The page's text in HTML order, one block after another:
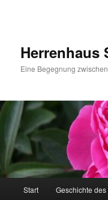
Herrenhaus
Eine Begegnung
Start Geschichte